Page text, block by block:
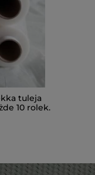
tuleja
10 rolek.